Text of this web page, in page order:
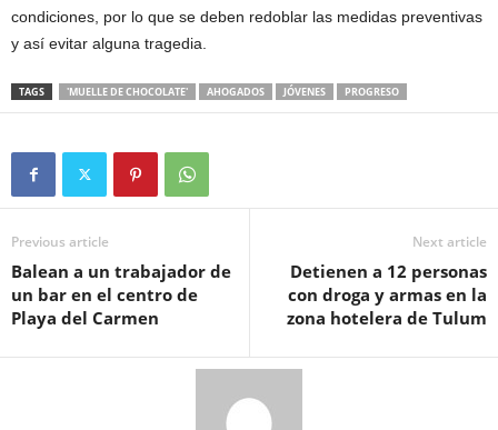
condiciones, por lo que se deben redoblar las medidas preventivas
y así evitar alguna tragedia.
TAGS 'MUELLE DE CHOCOLATE' AHOGADOS JÓVENES PROGRESO
Previous article
Balean a un trabajador de
un bar en el centro de
Playa del Carmen
Next article
Detienen a 12 personas
con droga y armas en la
zona hotelera de Tulum